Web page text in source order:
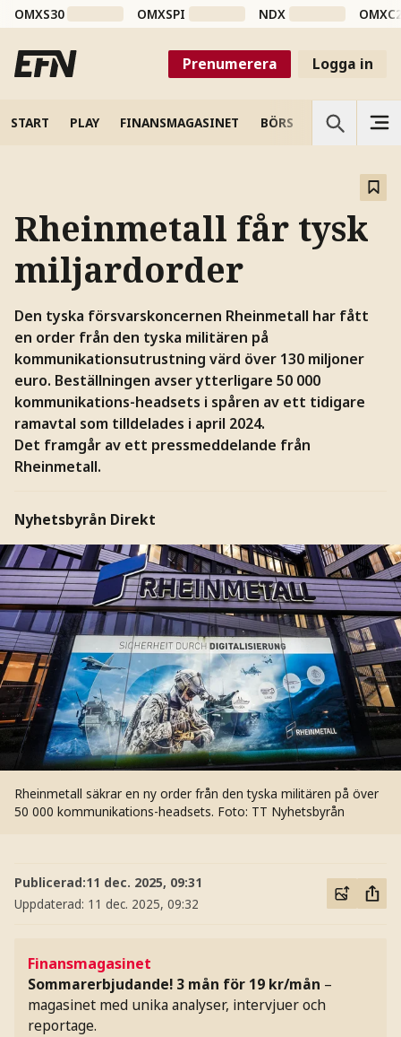
OMXS30 OMXSPI NDX
Prenumerera Logga in
START PLAY FINANSMAGASINET BÖRS VETENSKAP
Rheinmetall får tysk
miljardorder
Den tyska försvarskoncernen Rheinmetall har fått
en order från den tyska militären på
kommunikationsutrustning värd över 130 miljoner
euro. Beställningen avser ytterligare 50 000
kommunikations-headsets i spåren av ett tidigare
ramavtal som tilldelades i april 2024.
Det framgår av ett pressmeddelande från
Rheinmetall.
Nyhetsbyrån Direkt
Rheinmetall säkrar en ny order från den tyska militären på över
50 000 kommunikations-headsets. Foto: TT Nyhetsbyrån
Publicerad:11 dec. 2025, 09:31
Uppdaterad: 11 dec. 2025, 09:32
Finansmagasinet
Sommarerbjudande! 3 mån för 19 kr/mån –
magasinet med unika analyser, intervjuer och
reportage.